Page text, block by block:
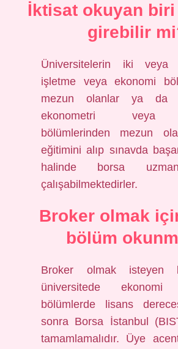
İktisat okuyan
girebilir
Üniversitelerin iki veya
işletme veya ekonomi
mezun olanlar ya da
ekonometri veya
bölümlerinden mezun
eğitimini alıp sınavda
halinde borsa
çalışabilmektedirler.
Broker olmak
bölüm
Broker olmak isteyen
üniversitede
bölümlerde lisans
sonra Borsa İstanbul
tamamlamalıdır. Üye